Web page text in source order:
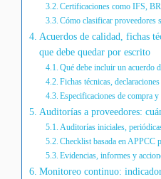
Certificaciones como IFS,
Cómo clasificar proveedores
Acuerdos de calidad, fichas
que debe quedar por escrito
Qué debe incluir un acuerdo
Fichas técnicas,
Especificaciones de compra
Auditorías a proveedores:
Auditorías iniciales,
Checklist basada en APPCC
Evidencias, informes y
Monitoreo continuo: